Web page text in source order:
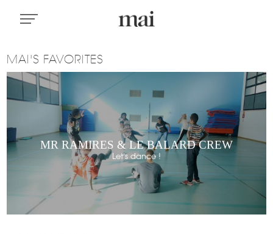
MAI'S FAVORITES
MR RAMIRES & LE BALARD CREW
Let's dance !